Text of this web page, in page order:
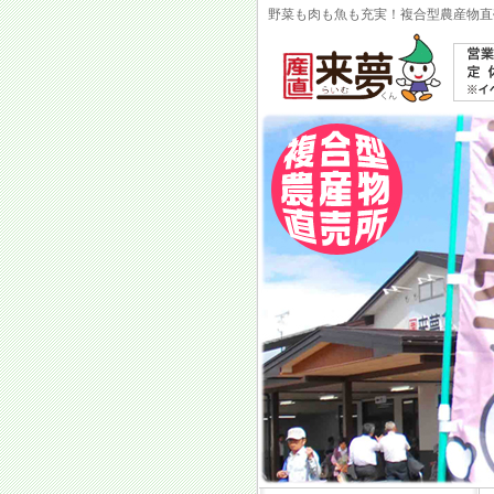
野菜も肉も魚も充実！複合型農産物